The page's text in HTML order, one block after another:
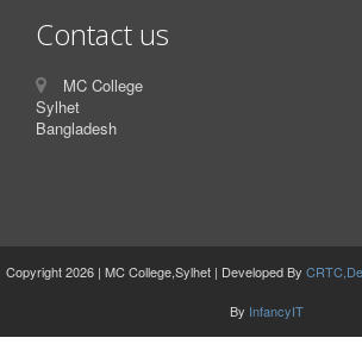
Contact us
MC College
Sylhet
Bangladesh
Copyright 2026 | MC College,Sylhet | Developed By
By InfancyIT